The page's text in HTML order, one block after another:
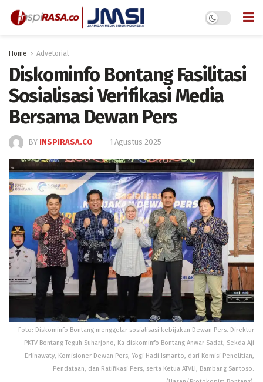
Home Advetorial
Diskominfo Bontang Fasilitasi
Sosialisasi Verifikasi Media
Bersama Dewan Pers
BY INSPIRASA.CO 1 Agustus 2025
Foto: Diskominfo Bontang menggelar sosialisasi kebijakan Dewan Pers. Direktur
PKTV Bontang Teguh Suharjono, Ka diskominfo Bontang Anwar Sadat, Sekda Aji
Erlinawaty, Komisioner Dewan Pers, Yogi Hadi Ismanto, dari Komisi Penelitian,
Pendataan, dan Ratifikasi Pers, serta Ketua ATVLI, Bambang Santoso.